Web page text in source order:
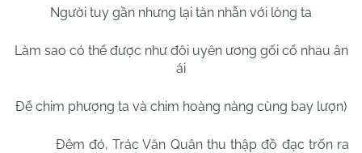
Người tuy gần nhưng lại tàn nhẫn với lòng ta
Làm sao có thể được như đôi uyên ương gối cổ nhau ân
ái
Để chim phượng ta và chim hoàng nàng cùng bay lượn)
Đêm đó, Trác Văn Quân thu thập đồ đạc trốn ra